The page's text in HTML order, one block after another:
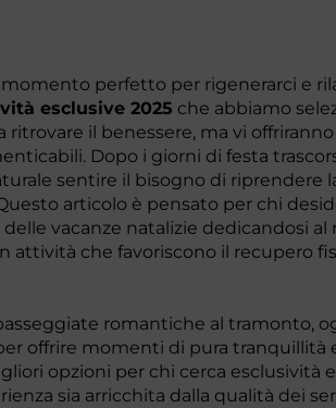
momento perfetto per rigenerarci e
esclusive 2025 che abbiamo
ritrovare il benessere, ma vi
Dopo i giorni di festa
sentire il bisogno di riprendere
articolo è pensato per chi
vacanze natalizie dedicandosi al
attività che favoriscono il recupero
romantiche al tramonto,
offrire momenti di pura tranquillità
opzioni per chi cerca esclusività
sia arricchita dalla qualità dei